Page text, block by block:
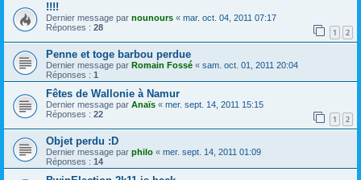
!!!!
Dernier message par nounours « mar. oct. 04, 2011 07:17
Réponses : 28 1 2
Penne et toge barbou perdue
Dernier message par Romain Fossé « sam. oct. 01, 2011 20:04
Réponses : 1
Fêtes de Wallonie à Namur
Dernier message par Anaïs « mer. sept. 14, 2011 15:15
Réponses : 22 1 2
Objet perdu :D
Dernier message par philo « mer. sept. 14, 2011 01:09
Réponses : 14